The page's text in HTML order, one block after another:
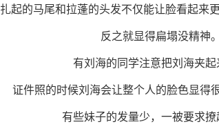
扎起的马尾和拉蓬的头发不仅能让脸看起来
反之就显得扁塌没精神。
有刘海的同学注意把刘海夹起
证件照的时候刘海会让整个人的脸色显得
有些妹子的发量少，一被要求撩